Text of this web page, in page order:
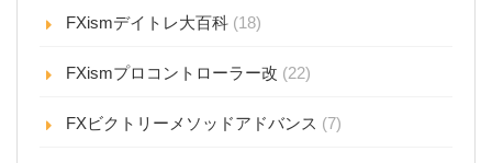
FXismデイトレ大百科 (18)
FXismプロコントローラー改 (22)
FXビクトリーメソッドアドバンス (7)